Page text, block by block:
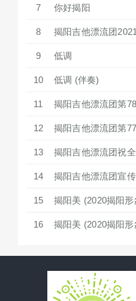
7 你好揭阳
8 揭阳吉他漂流团
9 低调
10 低调 (伴奏)
11 揭阳吉他漂流团第
12 揭阳吉他漂流团第
13 揭阳吉他漂流团祝
14 揭阳吉他漂流团宣
15 揭阳美 (2020揭阳形
16 揭阳美 (2020揭阳